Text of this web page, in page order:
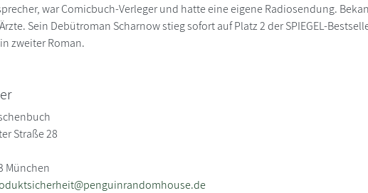
war Comicbuch-Verleger und hatte eine eigene Radiosendung.
Sein Debütroman Scharnow stieg sofort auf Platz 2 der SPIEGEL-
zweiter Roman.
Straße 28
München